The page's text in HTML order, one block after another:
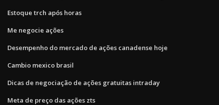
Estoque trch após horas
Me negocie ações
Desempenho do mercado de ações canadense hoje
Cambio mexico brasil
Dicas de negociação de ações gratuitas intraday
Meta de preço das ações zts